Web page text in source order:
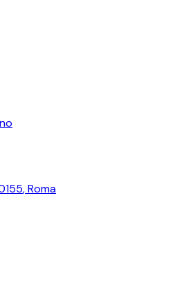
,Roma